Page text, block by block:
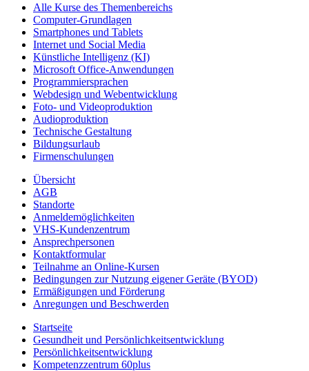
Alle Kurse des Themenbereichs
Computer-Grundlagen
Smartphones und Tablets
Internet und Social Media
Künstliche Intelligenz (KI)
Microsoft Office-Anwendungen
Programmiersprachen
Webdesign und Webentwicklung
Foto- und Videoproduktion
Audioproduktion
Technische Gestaltung
Bildungsurlaub
Firmenschulungen
Übersicht
AGB
Standorte
Anmeldemöglichkeiten
VHS-Kundenzentrum
Ansprechpersonen
Kontaktformular
Teilnahme an Online-Kursen
Bedingungen zur Nutzung eigener Geräte (BYOD)
Ermäßigungen und Förderung
Anregungen und Beschwerden
Startseite
Gesundheit und Persönlichkeitsentwicklung
Persönlichkeitsentwicklung
Kompetenzzentrum 60plus